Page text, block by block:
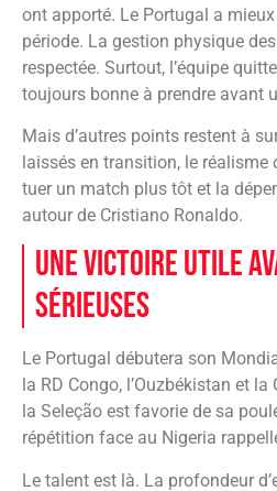
ont apporté. Le Portugal a
période. La gestion physique
respectée. Surtout, l’équipe
toujours bonne à prendre avant
Mais d’autres points restent à
laissés en transition, le
tuer un match plus tôt et la
autour de Cristiano Ronaldo.
Une victoire utile
sérieuses
Le Portugal débutera son
la RD Congo, l’Ouzbékistan et
la Seleção est favorie de sa
répétition face au Nigeria
Le talent est là. La profondeur